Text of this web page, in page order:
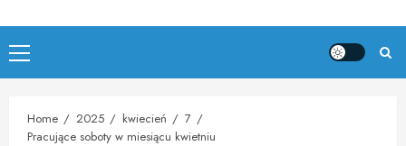
Primary
Menu
Home 2025 kwiecień
7
Pracujące soboty w miesiącu kwietniu